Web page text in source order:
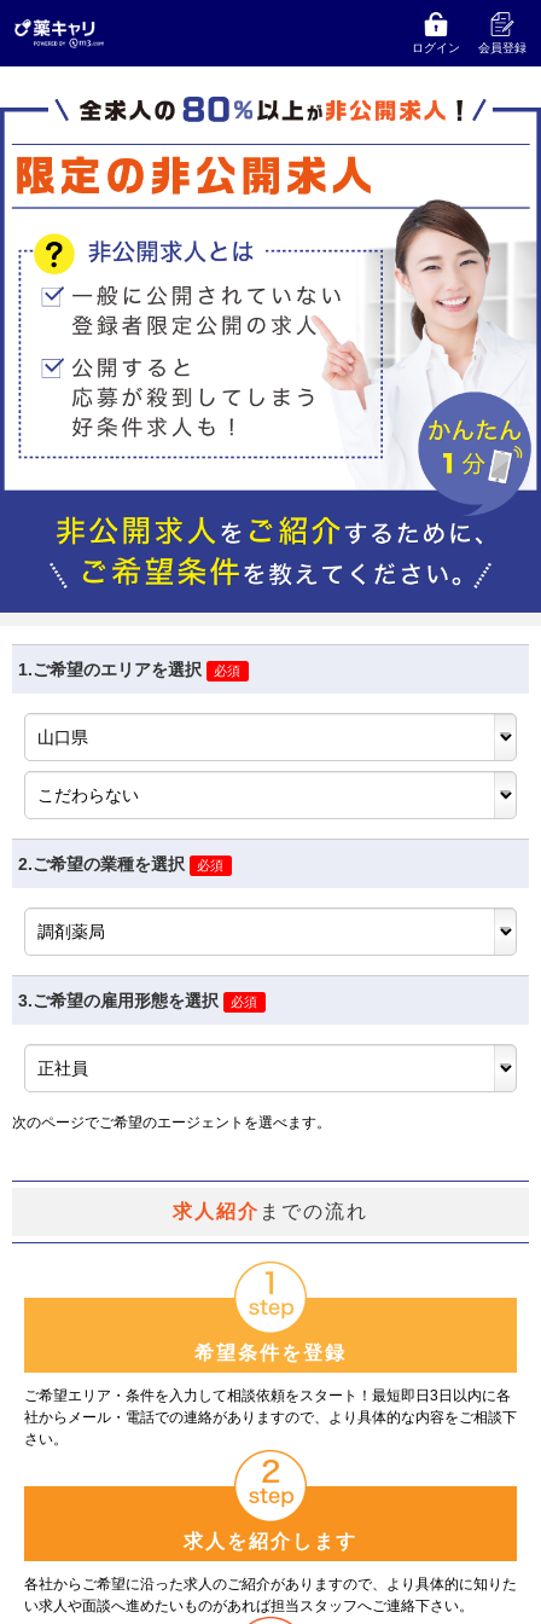
ログイン 会員登録
1.ご希望のエリアを選択 必須
2.ご希望の業種を選択 必須
3.ご希望の雇用形態を選択 必須
次のページでご希望のエージェントを選べます。
求人紹介 までの流れ
希望条件を登録
ご希望エリア・条件を入力して相談依頼をスタート！最短即日3日以内に各
社からメール・電話での連絡がありますので、より具体的な内容をご相談下
さい。
求人を紹介します
各社からご希望に沿った求人のご紹介がありますので、より具体的に知りた
い求人や面談へ進めたいものがあれば担当スタッフへご連絡下さい。